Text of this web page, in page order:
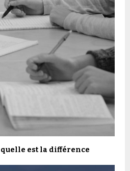
est la différence